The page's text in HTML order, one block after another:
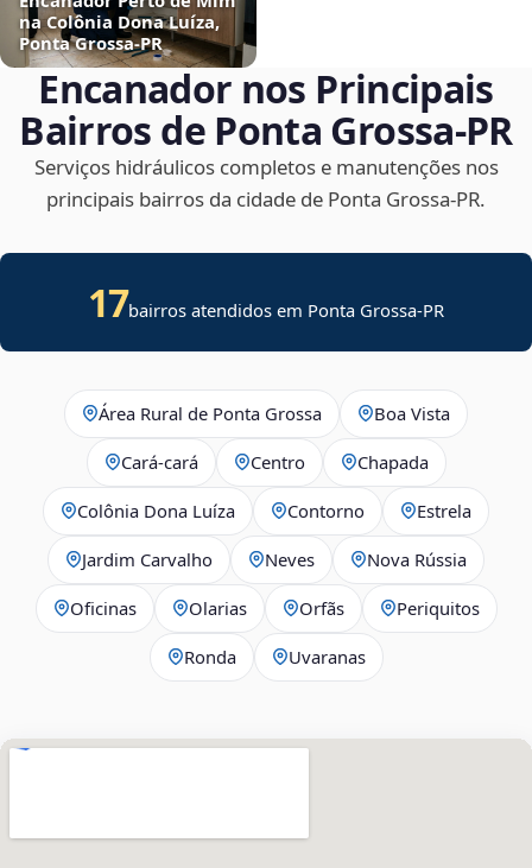
na Colônia Dona Luíza,
Ponta Grossa‑PR
Encanador nos Principais
Bairros de Ponta Grossa‑PR
Serviços hidráulicos completos e manutenções nos
principais bairros da cidade de Ponta Grossa‑PR.
17bairros atendidos em Ponta Grossa-PR
Área Rural de Ponta Grossa Boa Vista
Cará-cará Centro Chapada
Colônia Dona Luíza Contorno Estrela
Jardim Carvalho Neves Nova Rússia
Oficinas Olarias Orfãs Periquitos
Ronda Uvaranas